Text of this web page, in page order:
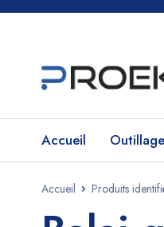
Accueil
Accueil Produits